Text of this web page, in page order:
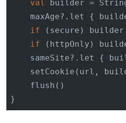
val
builder =
maxAge?.let {
if (secure)
if (httpOnly)
sameSite?.let {
setCookie(url,
    flush()